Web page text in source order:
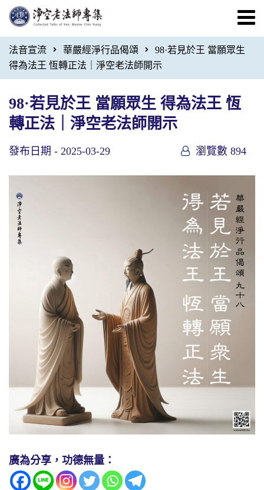
法音宣流 華嚴經淨行品偈頌
98·若見於王 當願眾生
得為法王 恆轉正法｜淨空老法師開示
98·若見於王 當願眾生 得為法王 恆
轉正法｜淨空老法師開示
發布日期 - 2025-03-29 瀏覽數 894
廣為分享，功德無量：